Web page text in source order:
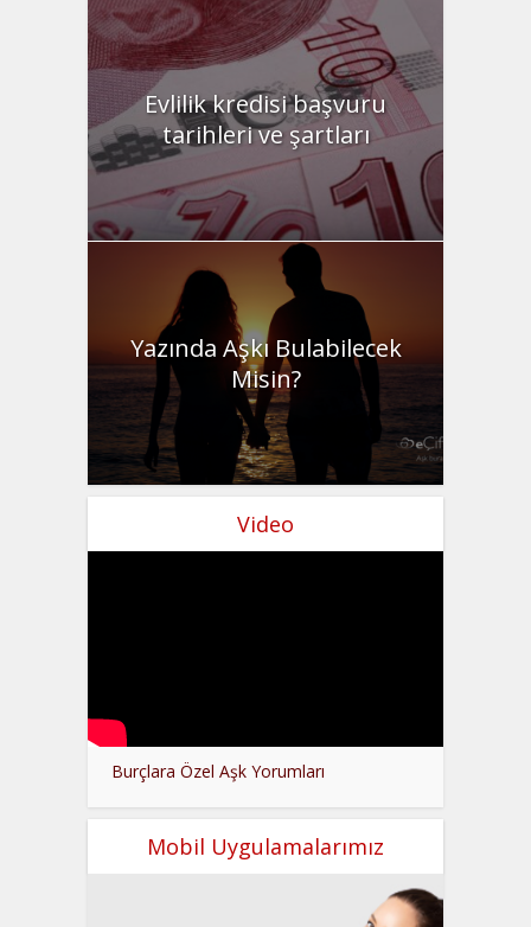
Evlilik kredisi başvuru
tarihleri ve şartları
Yazında Aşkı Bulabilecek
Misin?
Video
Burçlara Özel Aşk Yorumları
Mobil Uygulamalarımız